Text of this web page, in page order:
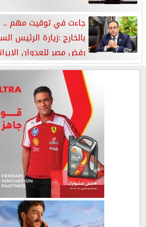
جاءت في توقيت مهم ..
بالخارج :زيارة الرئيس
رفض مصر للعدوان